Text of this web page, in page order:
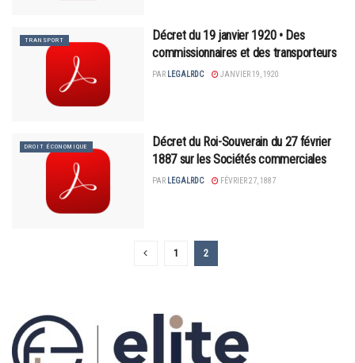
TRANSPORT
Décret du 19 janvier 1920 • Des
commissionnaires et des transporteurs
PAR LEGALRDC JANVIER 19, 1920
DROIT ÉCONOMIQUE
Décret du Roi-Souverain du 27 février
1887 sur les Sociétés commerciales
PAR LEGALRDC FÉVRIER 27, 1887
1 2